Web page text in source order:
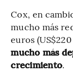
Cox, en
mucho más
euros
mucho más
crecimiento.